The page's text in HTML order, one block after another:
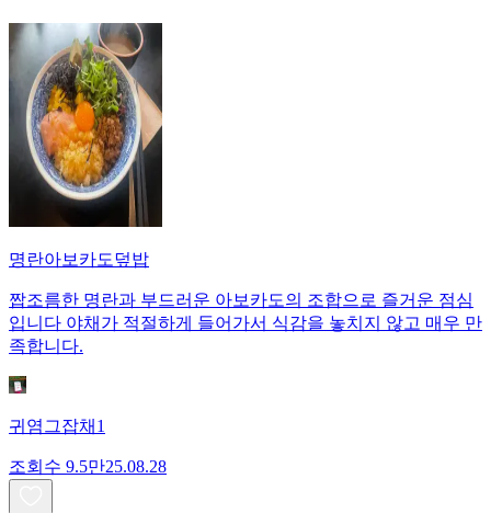
명란아보카도덮밥
짭조름한 명란과 부드러운 아보카도의 조합으로 즐거운 점심
입니다 야채가 적절하게 들어가서 식감을 놓치지 않고 매우 만
족합니다.
귀염그잡채1
조회수 9.5만25.08.28